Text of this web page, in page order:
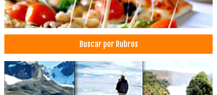
Agencias de Viajes y Turismo
Turismo de Aventura
Turismo: Agencias de Viaje
Viajes, Agencias de
Turismo
Buscar por Rubros